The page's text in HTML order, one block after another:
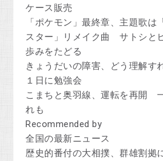
ケース販売
「ポケモン」最終章、主題歌は
スター」リメイク曲 サトシと
歩みをたどる
きょうだいの障害、どう理解
１日に勉強会
こまちと奥羽線、運転を再開
れも
Recommended by
全国の最新ニュース
歴史的番付の大相撲、群雄割